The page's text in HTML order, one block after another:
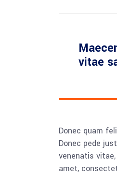
vitae
Donec quam
Donec pede
venenatis
amet,